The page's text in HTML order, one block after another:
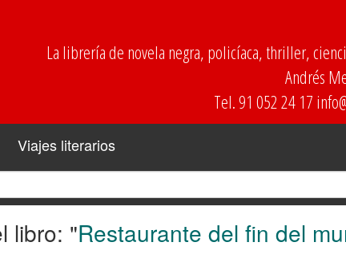
La librería de novela negra, policíaca, thriller,
Andrés
Tel. 91 052 24 17
Viajes literarios
libro: "Restaurante del fin del